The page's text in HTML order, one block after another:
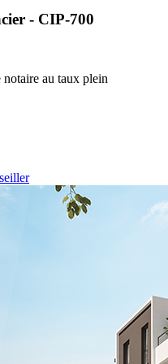
- CIP-700
au taux plein